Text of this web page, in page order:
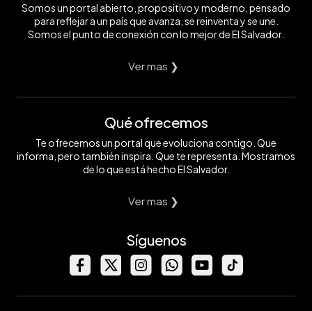
Somos un portal abierto, propositivo y moderno, pensado
para reflejar a un país que avanza, se reinventa y se une.
Somos el punto de conexión con lo mejor de El Salvador.
Ver mas ❯
Qué ofrecemos
Te ofrecemos un portal que evoluciona contigo. Que
informa, pero también inspira. Que te representa. Mostramos
de lo que está hecho El Salvador.
Ver mas ❯
Síguenos